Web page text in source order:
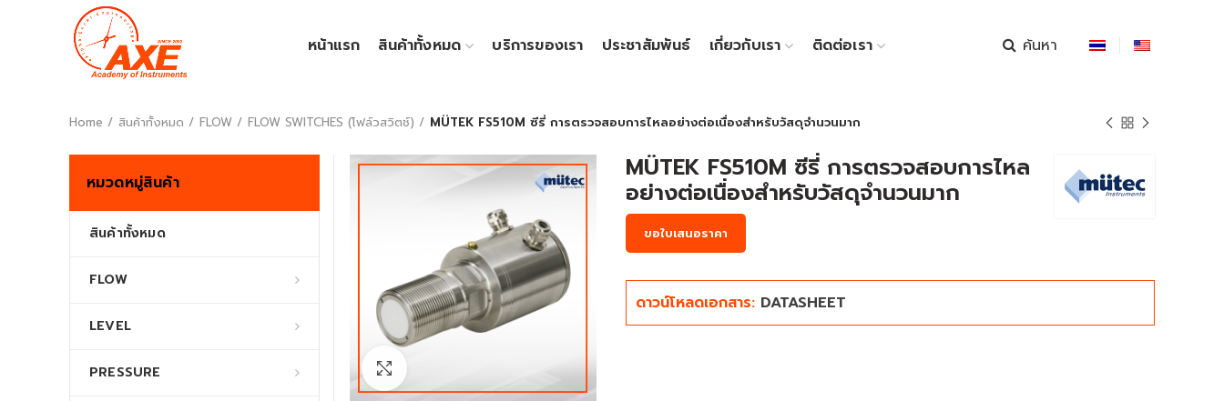
หน้าแรก สินค้าทั้งหมด บริการของเรา ประชาสัมพันธ์ เกี่ยวกับเรา ติดต่อเรา ค้นหา
Home สินค้าทั้งหมด FLOW FLOW SWITCHES (โฟล์วสวิตช์) MÜTEK FS510M ซีรี่ การตรวจสอบการไหลอย่างต่อเนื่องสำหรับวัสดุจำนวนมาก
MÜTEK FS510M ซีรี่ การตรวจสอบการไหล
อย่างต่อเนื่องสำหรับวัสดุจำนวนมาก
ขอใบเสนอราคา
ดาวน์โหลดเอกสาร: DATASHEET
หมวดหมู่สินค้า
สินค้าทั้งหมด
FLOW
LEVEL
PRESSURE